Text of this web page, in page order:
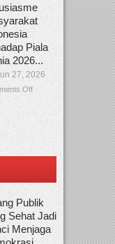
Piala
2026...
27, 2026
Off
Publik
Sehat Jadi
Menjaga